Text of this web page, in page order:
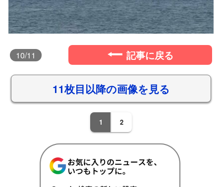
10/11 記事に戻る
11枚目以降の画像を見る
1 2